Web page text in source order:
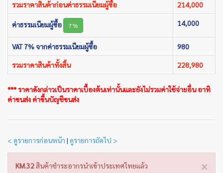
รวมราคาสินค้าก่อนค่าธรรมเนียมผู้ซื้อ 214,000
ค่าธรรมเนียมผู้ซื้อ 7% 14,000
VAT 7% จากค่าธรรมเนียมผู้ซื้อ 980
รวมราคาสินค้าทั้งสิ้น 228,980
*** ราคาดังกล่าวเป็นราคาเบื้องต้นเท่านั้นและยังไม่รวมค่าใช้จ่ายอื่น อาทิ
ค่าขนส่ง ค่าขึ้นบัญชีขนส่ง
< ดูรายการก่อนหน้า | ดูรายการถัดไป >
×
KM.32สินค้าชำระอากรนำเข้าประเทศไทยแล้ว